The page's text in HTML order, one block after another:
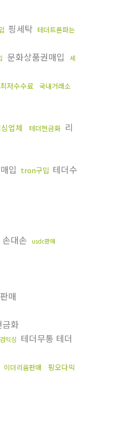
핑세탁 테더트론파는
문화상품권매입
세
저수수료 국내거래소
업체 테더현금화 리
입 tron구입 테더수
대손 usdc판매
매
금화
믹싱 테더무통 테더
이더리움판매
핑오다믹